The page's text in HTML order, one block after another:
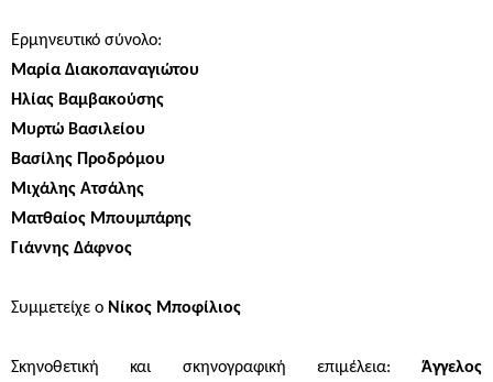
Ερμηνευτικό σύνολο:
Μαρία Διακοπαναγιώτου
Ηλίας Βαμβακούσης
Μυρτώ Βασιλείου
Βασίλης Προδρόμου
Μιχάλης Ατσάλης
Ματθαίος Μπουμπάρης
Γιάννης Δάφνος
Συμμετείχε ο Νίκος Μποφίλιος
Σκηνοθετική και σκηνογραφική επιμέλεια: Άγγελος